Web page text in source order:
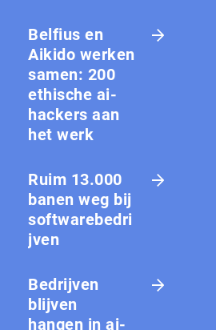
Belfius en
Aikido werken
samen: 200
ethische ai-
hackers aan
het werk
Ruim 13.000
banen weg bij
softwarebedri
jven
Bedrijven
blijven
hangen in ai-